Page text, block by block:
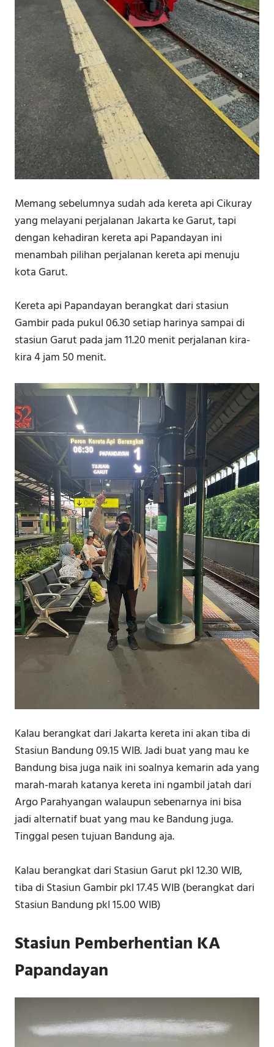
Memang sebelumnya sudah ada kereta api Cikuray
yang melayani perjalanan Jakarta ke Garut, tapi
dengan kehadiran kereta api Papandayan ini
menambah pilihan perjalanan kereta api menuju
kota Garut.
Kereta api Papandayan berangkat dari stasiun
Gambir pada pukul 06.30 setiap harinya sampai di
stasiun Garut pada jam 11.20 menit perjalanan kira-
kira 4 jam 50 menit.
Kalau berangkat dari Jakarta kereta ini akan tiba di
Stasiun Bandung 09.15 WIB. Jadi buat yang mau ke
Bandung bisa juga naik ini soalnya kemarin ada yang
marah-marah katanya kereta ini ngambil jatah dari
Argo Parahyangan walaupun sebenarnya ini bisa
jadi alternatif buat yang mau ke Bandung juga.
Tinggal pesen tujuan Bandung aja.
Kalau berangkat dari Stasiun Garut pkl 12.30 WIB,
tiba di Stasiun Gambir pkl 17.45 WIB (berangkat dari
Stasiun Bandung pkl 15.00 WIB)
Stasiun Pemberhentian KA
Papandayan